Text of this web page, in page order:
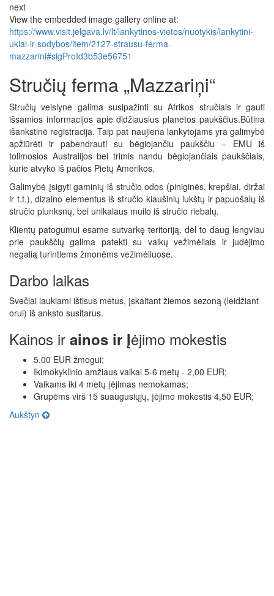
next
View the embedded image gallery online at:
https://www.visit.jelgava.lv/lt/lankytinos-vietos/nuotykis/lankytini-
ukiai-ir-sodybos/item/2127-strausu-ferma-
mazzarini#sigProId3b53e56751
Stručių ferma „Mazzariņi“
Stručių veislyne galima susipažinti su Afrikos stručiais ir gauti
išsamios informacijos apie didžiausius planetos paukščius.Būtina
išankstinė registracija. Taip pat naujiena lankytojams yra galimybė
apžiūrėti ir pabendrauti su bėgiojančiu paukščiu – EMU iš
tolimosios Australijos bei trimis nandu bėgiojančiais paukščiais,
kurie atvyko iš pačios Pietų Amerikos.
Galimybė įsigyti gaminių iš stručio odos (piniginės, krepšiai, diržai
ir t.t.), dizaino elementus iš stručio kiaušinių lukštų ir papuošalų iš
stručio plunksnų, bei unikalaus muilo iš stručio riebalų.
Klientų patogumui esame sutvarkę teritoriją, dėl to daug lengviau
prie paukščių galima patekti su vaikų vežimėliais ir judėjimo
negalią turintiems žmonėms vežimėliuose.
Darbo laikas
Svečiai laukiami ištisus metus, įskaitant žiemos sezoną (leidžiant
orui) iš anksto susitarus.
Kainos ir ainos ir Įėjimo mokestis
5,00 EUR žmogui;
Ikimokyklinio amžiaus vaikai 5-6 metų - 2,00 EUR;
Vaikams iki 4 metų įėjimas nemokamas;
Grupėms virš 15 suaugusiųjų, įėjimo mokestis 4,50 EUR;
Aukštyn